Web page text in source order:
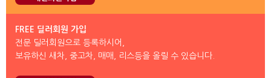
FREE 딜러회원 가입
전문 딜러회원으로 등록하시어,
보유하신 새차, 중고차, 매매, 리스등을 올릴 수 있습니다.